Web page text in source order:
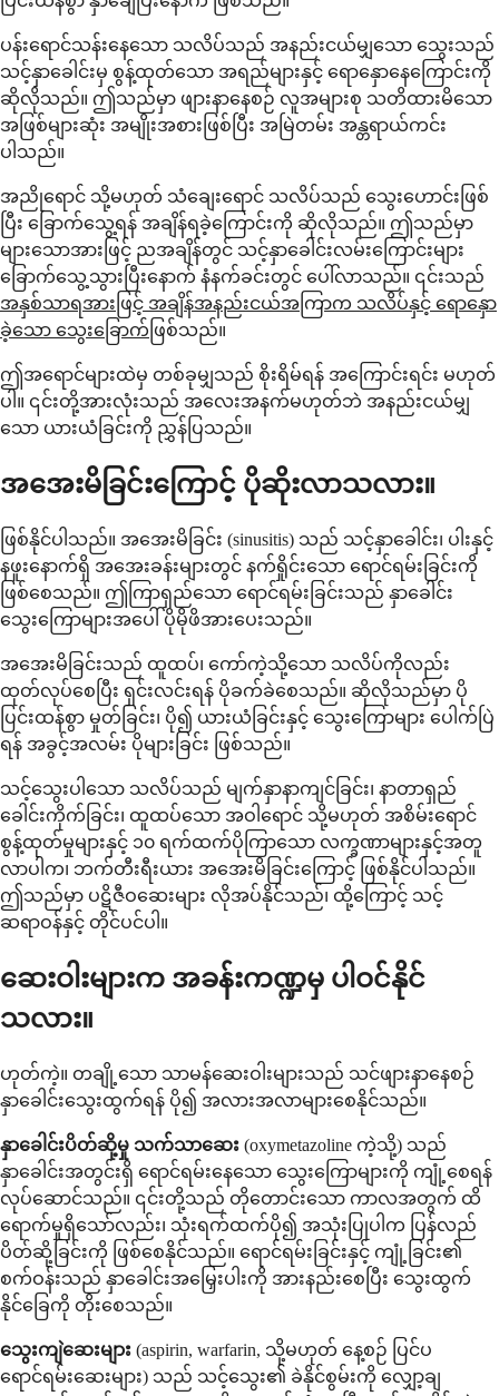
ပန်းရောင်သန်းနေသော သလိပ်သည် အနည်းငယ်မျှသော သွေးသည်
သင့်နှာခေါင်းမှ စွန့်ထုတ်သော အရည်များနှင့် ရောနှောနေကြောင်းကို
ဆိုလိုသည်။ ဤသည်မှာ ဖျားနာနေစဉ် လူအများစု သတိထားမိသော
အဖြစ်များဆုံး အမျိုးအစားဖြစ်ပြီး အမြဲတမ်း အန္တရာယ်ကင်း
ပါသည်။
အညိုရောင် သို့မဟုတ် သံချေးရောင် သလိပ်သည် သွေးဟောင်းဖြစ်
ပြီး ခြောက်သွေ့ရန် အချိန်ရခဲ့ကြောင်းကို ဆိုလိုသည်။ ဤသည်မှာ
များသောအားဖြင့် ညအချိန်တွင် သင့်နှာခေါင်းလမ်းကြောင်းများ
ခြောက်သွေ့သွားပြီးနောက် နံနက်ခင်းတွင် ပေါ်လာသည်။ ၎င်းသည်
အနှစ်သာရအားဖြင့် အချိန်အနည်းငယ်အကြာက သလိပ်နှင့် ရောနှော
ခဲ့သော သွေးခြောက် ဖြစ်သည်။
ဤအရောင်များထဲမှ တစ်ခုမျှသည် စိုးရိမ်ရန် အကြောင်းရင်း မဟုတ်
ပါ။ ၎င်းတို့အားလုံးသည် အလေးအနက်မဟုတ်ဘဲ အနည်းငယ်မျှ
သော ယားယံခြင်းကို ညွှန်ပြသည်။
အအေးမိခြင်းကြောင့် ပိုဆိုးလာသလား။
ဖြစ်နိုင်ပါသည်။ အအေးမိခြင်း (sinusitis) သည် သင့်နှာခေါင်း၊ ပါးနှင့်
နဖူးနောက်ရှိ အအေးခန်းများတွင် နက်ရှိုင်းသော ရောင်ရမ်းခြင်းကို
ဖြစ်စေသည်။ ဤကြာရှည်သော ရောင်ရမ်းခြင်းသည် နှာခေါင်း
သွေးကြောများအပေါ် ပိုမိုဖိအားပေးသည်။
အအေးမိခြင်းသည် ထူထပ်၊ ကော်ကဲ့သို့သော သလိပ်ကိုလည်း
ထုတ်လုပ်စေပြီး ရှင်းလင်းရန် ပိုခက်ခဲစေသည်။ ဆိုလိုသည်မှာ ပို
ပြင်းထန်စွာ မှုတ်ခြင်း၊ ပို၍ ယားယံခြင်းနှင့် သွေးကြောများ ပေါက်ပြဲ
ရန် အခွင့်အလမ်း ပိုများခြင်း ဖြစ်သည်။
သင့်သွေးပါသော သလိပ်သည် မျက်နှာနာကျင်ခြင်း၊ နာတာရှည်
ခေါင်းကိုက်ခြင်း၊ ထူထပ်သော အဝါရောင် သို့မဟုတ် အစိမ်းရောင်
စွန့်ထုတ်မှုများနှင့် ၁၀ ရက်ထက်ပိုကြာသော လက္ခဏာများနှင့်အတူ
လာပါက၊ ဘက်တီးရီးယား အအေးမိခြင်းကြောင့် ဖြစ်နိုင်ပါသည်။
ဤသည်မှာ ပဋိဇီဝဆေးများ လိုအပ်နိုင်သည်၊ ထို့ကြောင့် သင့်
ဆရာဝန်နှင့် တိုင်ပင်ပါ။
ဆေးဝါးများက အခန်းကဏ္ဍမှ ပါဝင်နိုင်
သလား။
ဟုတ်ကဲ့။ တချို့သော သာမန်ဆေးဝါးများသည် သင်ဖျားနာနေစဉ်
နှာခေါင်းသွေးထွက်ရန် ပို၍ အလားအလာများစေနိုင်သည်။
နှာခေါင်းပိတ်ဆို့မှု သက်သာဆေး (oxymetazoline ကဲ့သို့) သည်
နှာခေါင်းအတွင်းရှိ ရောင်ရမ်းနေသော သွေးကြောများကို ကျုံ့စေရန်
လုပ်ဆောင်သည်။ ၎င်းတို့သည် တိုတောင်းသော ကာလအတွက် ထိ
ရောက်မှုရှိသော်လည်း၊ သုံးရက်ထက်ပို၍ အသုံးပြုပါက ပြန်လည်
ပိတ်ဆို့ခြင်းကို ဖြစ်စေနိုင်သည်။ ရောင်ရမ်းခြင်းနှင့် ကျုံ့ခြင်း၏
စက်ဝန်းသည် နှာခေါင်းအမြှေးပါးကို အားနည်းစေပြီး သွေးထွက်
နိုင်ခြေကို တိုးစေသည်။
သွေးကျဲဆေးများ (aspirin, warfarin, သို့မဟုတ် နေ့စဉ် ပြင်ပ
ရောင်ရမ်းဆေးများ) သည် သင့်သွေး၏ ခဲနိုင်စွမ်းကို လျှော့ချ